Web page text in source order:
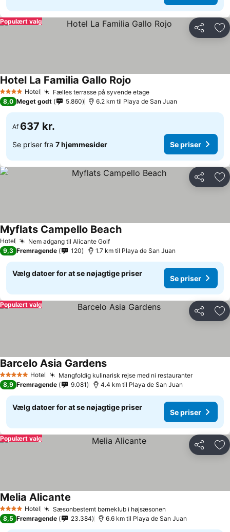
Del
Populært valg
4 StjernerHotel Fælles terrasse på syvende etage
Hotel La Familia Gallo Rojo
8,0 Meget godt 5.860 6.2 km til Playa de San Juan
Af 637 kr.
Se priser fra 7 hjemmesider Se priser
Del
Hotel Nem adgang til Alicante Golf
Myflats Campello Beach
9,3 Fremragende 120 1.7 km til Playa de San Juan
Vælg datoer for at se nøjagtige priser
Se priser
Del
Populært valg
5 Stjerner Hotel Mangfoldig kulinarisk rejse med ni restauranter
Barcelo Asia Gardens
8,9 Fremragende 9.081 4.4 km til Playa de San Juan
Vælg datoer for at se nøjagtige priser
Se priser
Del
Populært valg
4 StjernerHotel Sæsonbestemt børneklub i højsæsonen
Melia Alicante
8,5 Fremragende 23.384 6.6 km til Playa de San Juan